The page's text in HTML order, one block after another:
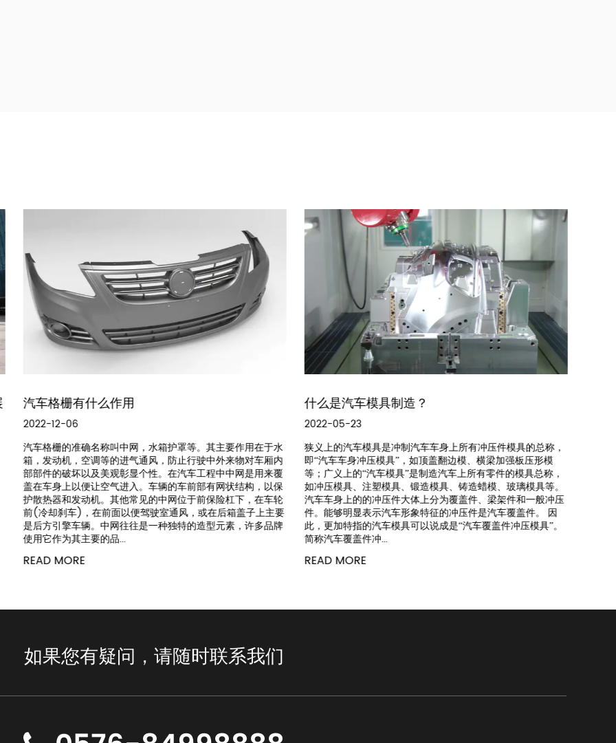
汽车格栅有什么作用
2022-12-06
汽车格栅的准确名称叫中网，水箱护罩等。其主要作用在于水
箱，发动机，空调等的进气通风，防止行驶中外来物对车厢内
部部件的破坏以及美观彰显个性。在汽车工程中中网是用来覆
盖在车身上以便让空气进入。车辆的车前部有网状结构，以保
护散热器和发动机。其他常见的中网位于前保险杠下，在车轮
前(冷却刹车)，在前面以便驾驶室通风，或在后箱盖子上主要
是后方引擎车辆。中网往往是一种独特的造型元素，许多品牌
使用它作为其主要的品...
READ MORE
什么是汽车模具制造？
2022-05-23
狭义上的汽车模具是冲制汽车车身上所有冲压件模具的总称，
即“汽车车身冲压模具”，如顶盖翻边模、横梁加强板压形模
等；广义上的“汽车模具”是制造汽车上所有零件的模具总称，
如冲压模具、注塑模具、锻造模具、铸造蜡模、玻璃模具等。
汽车车身上的的冲压件大体上分为覆盖件、梁架件和一般冲压
件。能够明显表示汽车形象特征的冲压件是汽车覆盖件。 因
此，更加特指的汽车模具可以说成是“汽车覆盖件冲压模具”。
简称汽车覆盖件冲...
READ MORE
如果您有疑问，请随时联系我们